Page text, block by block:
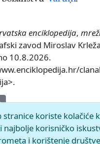
enciklopedija,
zavod Miroslav
10.8.2026.
stranice koriste kolačiće
najbolje korisničko
i korištenje